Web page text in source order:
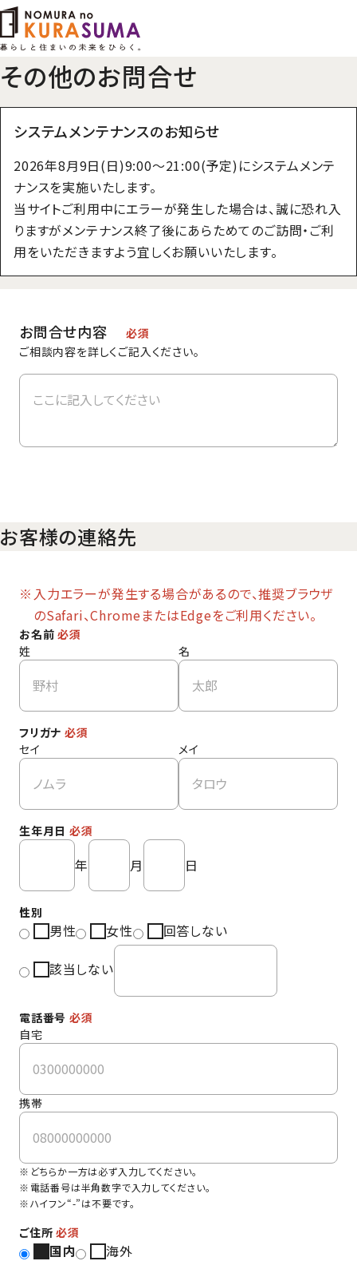
その他のお問合せ
システムメンテナンスのお知らせ
2026年8月9日(日)9:00～21:00(予定)にシステムメンテ
ナンスを実施いたします。
当サイトご利用中にエラーが発生した場合は、誠に恐れ入
りますがメンテナンス終了後にあらためてのご訪問・ご利
用をいただきますよう宜しくお願いいたします。
お問合せ内容必須
ご相談内容を詳しくご記入ください。
お客様の連絡先
入力エラーが発生する場合があるので、推奨ブラウザ
のSafari、ChromeまたはEdgeをご利用ください。
お名前必須
姓
名
フリガナ 必須
セイ
メイ
生年月日 必須
年 月 日
性別
男性 女性
回答しない
該当しない
電話番号 必須
自宅
携帯
どちらか一方は必ず入力してください。
電話番号は半角数字で入力してください。
ハイフン“-”は不要です。
ご住所必須
国内 海外